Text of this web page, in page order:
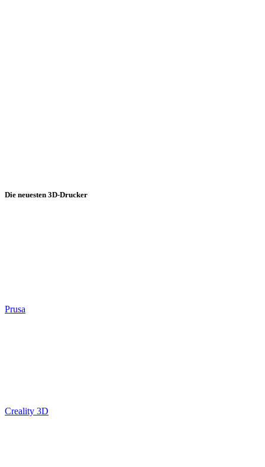
Die neuesten 3D-Drucker
Prusa
Creality 3D